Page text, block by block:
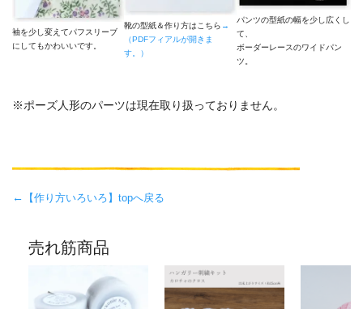
袖を少し変えてパフスリーブ
にしてもかわいいです。
靴の型紙＆作り方はこちら →
（PDFフィアルが開きま
す。）
パンツの型紙の幅を少し広くし
て、
ボーダーレースのワイドパン
ツ。
※ポーズ人形のパーツは現在取り扱っておりません。
← 【作り方いろいろ】topへ戻る
売れ筋商品